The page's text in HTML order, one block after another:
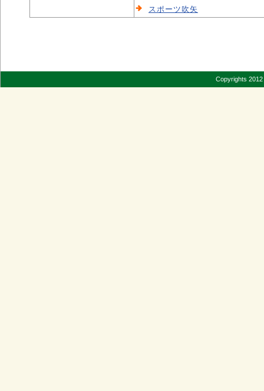
スポーツ吹矢
Copyrights